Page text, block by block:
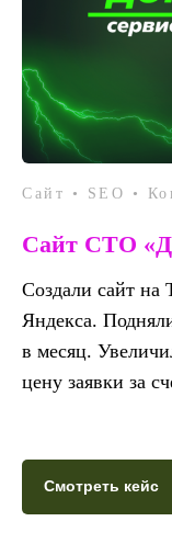
Сайт • SEO •
Сайт СТО
Создали сайт
Яндекса.
в месяц.
цену заявки за
Смотреть кейс